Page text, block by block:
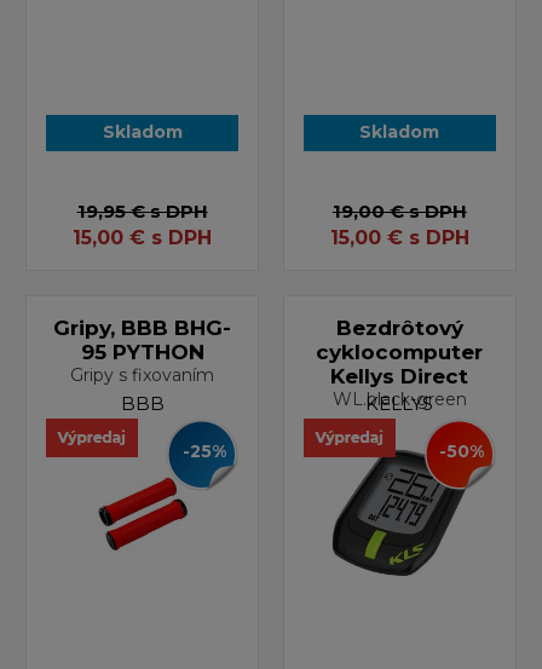
Skladom
19,95 €s DPH
15,00 € s DPH
Skladom
19,00 €s DPH
15,00€ s DPH
Gripy, BBB BHG-
95 PYTHON
Gripy s fixovaním
BBB
-25%
Bezdrôtový
cyklocomputer
Kellys Direct
WL.black-green
KELLYS
-50%